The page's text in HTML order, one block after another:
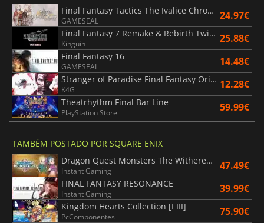
Final Fantasy Tactics The Ivalice Chronicles
GAMESEAL 24.97€
Final Fantasy 7 Remake & Rebirth Twin Pack
Kinguin 25.88€
Final Fantasy 16
GAMESEAL 14.48€
Stranger of Paradise Final Fantasy Origin
K4G 12.28€
Theatrhythm Final Bar Line
PlayStation Store 59.99€
TAMBÉM POSTADO POR SQUARE ENIX
Dragon Quest Monsters The Withered World
Instant Gaming 47.49€
FINAL FANTASY RESONANCE
Instant Gaming 39.99€
Kingdom Hearts Collection [I III]
PcComponentes 75.90€